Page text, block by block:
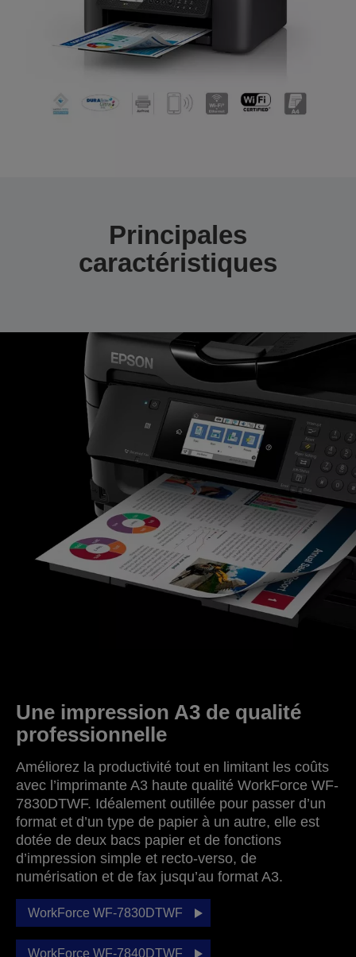
Principales
caractéristiques
Une impression A3 de qualité
professionnelle
Améliorez la productivité tout en limitant les coûts
avec l’imprimante A3 haute qualité WorkForce WF-
7830DTWF. Idéalement outillée pour passer d’un
format et d’un type de papier à un autre, elle est
dotée de deux bacs papier et de fonctions
d’impression simple et recto-verso, de
numérisation et de fax jusqu’au format A3.
WorkForce WF-7830DTWF
WorkForce WF-7840DTWF